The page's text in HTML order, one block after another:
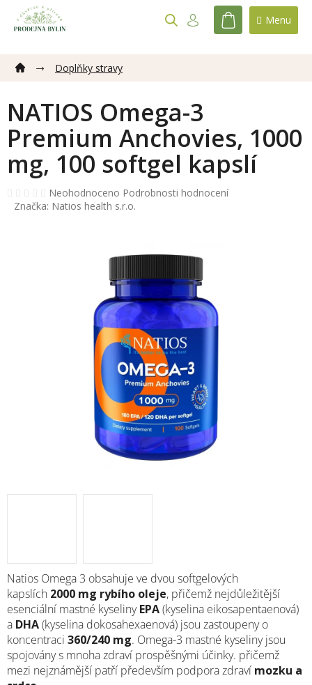
obsah
NÁKUPNÍ
Doplňky stravy
NATIOS Omega-3
Premium Anchovies, 1000
mg, 100 softgel kapslí
Průměrné
hodnocení
Neohodnoceno Podrobnosti hodnocení
Značka: Natios health s.r.o.
Natios Omega 3 obsahuje ve dvou softgelových
kapslích 2000 mg rybího oleje, přičemž nejdůležitější
esenciální mastné kyselinyEPA(kyselina eikosapentaenová)
a DHA(kyselina dokosahexaenová) jsou zastoupeny o
koncentraci 360/240 mg. Omega-3 mastné kyseliny jsou
spojovány s mnoha zdraví prospěšnými účinky. přičemž
mezi nejznámější patří především podpora zdraví mozku a